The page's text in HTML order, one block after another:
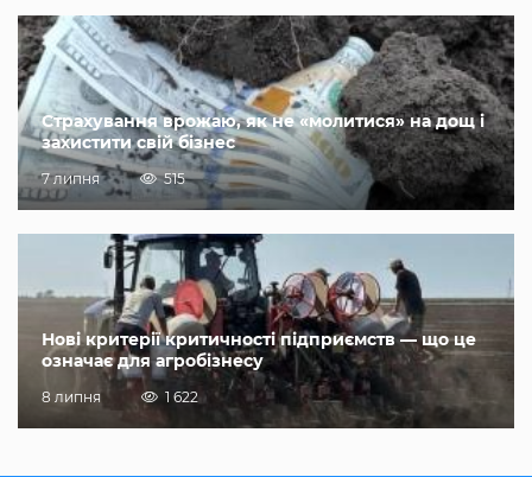
Страхування врожаю, як не «молитися» на дощ і
захистити свій бізнес
7 липня 515
Нові критерії критичності підприємств — що це
означає для агробізнесу
8 липня 1 622